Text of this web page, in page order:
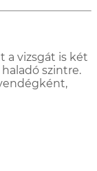
a vizsgát is két
szintre.